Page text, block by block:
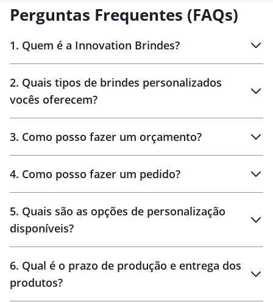
Perguntas Frequentes (FAQs)
1. Quem é a Innovation Brindes?
Brindes personalizados
2. Quais tipos de brindes personalizados
vocês oferecem?
personalizados
3. Como posso fazer um orçamento?
brinde
personalização
4. Como posso fazer um pedido?
amostra virtual
5. Quais são as opções de personalização
disponíveis?
6. Qual é o prazo de produção e entrega dos
produtos?